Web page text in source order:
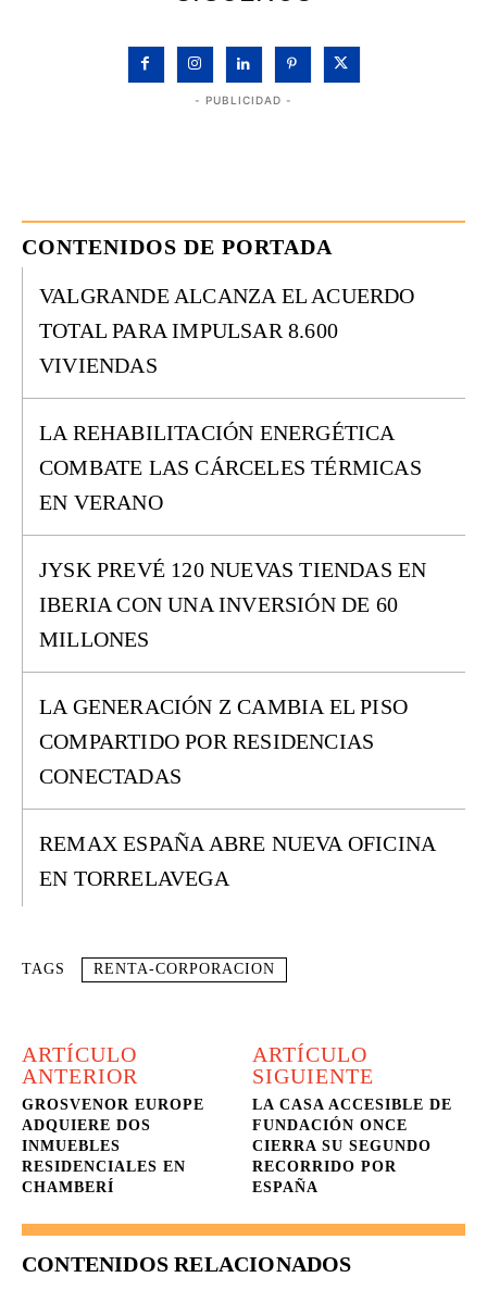
- PUBLICIDAD -
CONTENIDOS DE PORTADA
VALGRANDE ALCANZA EL ACUERDO
TOTAL PARA IMPULSAR 8.600
VIVIENDAS
LA REHABILITACIÓN ENERGÉTICA
COMBATE LAS CÁRCELES TÉRMICAS
EN VERANO
JYSK PREVÉ 120 NUEVAS TIENDAS EN
IBERIA CON UNA INVERSIÓN DE 60
MILLONES
LA GENERACIÓN Z CAMBIA EL PISO
COMPARTIDO POR RESIDENCIAS
CONECTADAS
REMAX ESPAÑA ABRE NUEVA OFICINA
EN TORRELAVEGA
TAGS RENTA-CORPORACION
ARTÍCULO
ANTERIOR
GROSVENOR EUROPE
ADQUIERE DOS
INMUEBLES
RESIDENCIALES EN
CHAMBERÍ
ARTÍCULO
SIGUIENTE
LA CASA ACCESIBLE DE
FUNDACIÓN ONCE
CIERRA SU SEGUNDO
RECORRIDO POR
ESPAÑA
CONTENIDOS RELACIONADOS